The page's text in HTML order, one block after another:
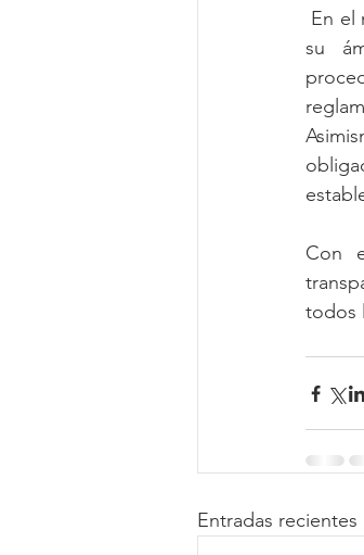
su
Con
todos
Entradas recientes